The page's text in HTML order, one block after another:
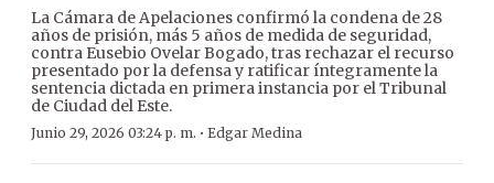
La Cámara de Apelaciones confirmó la condena de 28
años de prisión, más 5 años de medida de seguridad,
contra Eusebio Ovelar Bogado, tras rechazar el recurso
presentado por la defensa y ratificar íntegramente la
sentencia dictada en primera instancia por el Tribunal
de Ciudad del Este.
Junio 29, 2026 03:24 p. m. · Edgar Medina